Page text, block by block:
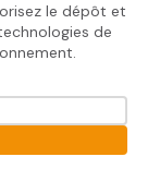
le dépôt et
de